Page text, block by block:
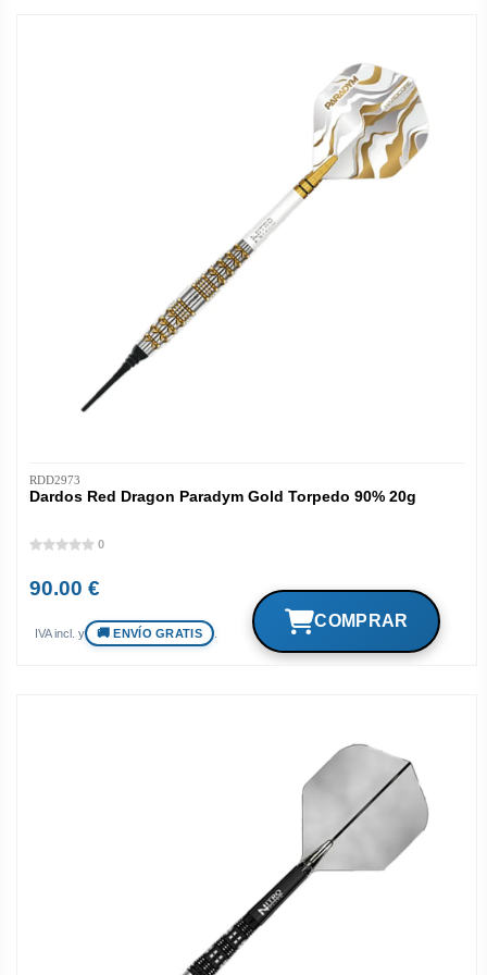
RDD2973
Dardos Red Dragon Paradym Gold Torpedo 90% 20g
0
90.00 €
IVA incl. y ENVÍO GRATIS .